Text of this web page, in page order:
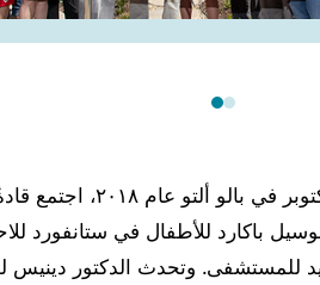
في صباحٍ مشمسٍ من شهر أكتوبر
باكارد للأطفال في ستانفورد
للمستشفى. وتحدث الدكتور دينيس